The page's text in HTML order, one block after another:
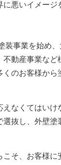
に悪いイメー
装事業を始め
不動産事業な
くのお客様か
えなくてはい
選抜し、外壁
こそ、お客様